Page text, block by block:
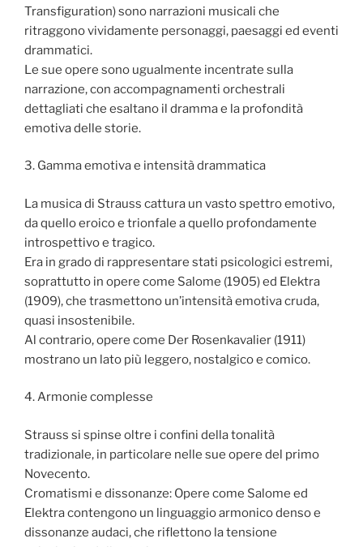
Transfiguration) sono narrazioni musicali che
ritraggono vividamente personaggi, paesaggi ed eventi
drammatici.
Le sue opere sono ugualmente incentrate sulla
narrazione, con accompagnamenti orchestrali
dettagliati che esaltano il dramma e la profondità
emotiva delle storie.
3. Gamma emotiva e intensità drammatica
La musica di Strauss cattura un vasto spettro emotivo,
da quello eroico e trionfale a quello profondamente
introspettivo e tragico.
Era in grado di rappresentare stati psicologici estremi,
soprattutto in opere come Salome (1905) ed Elektra
(1909), che trasmettono un’intensità emotiva cruda,
quasi insostenibile.
Al contrario, opere come Der Rosenkavalier (1911)
mostrano un lato più leggero, nostalgico e comico.
4. Armonie complesse
Strauss si spinse oltre i confini della tonalità
tradizionale, in particolare nelle sue opere del primo
Novecento.
Cromatismi e dissonanze: Opere come Salome ed
Elektra contengono un linguaggio armonico denso e
dissonanze audaci, che riflettono la tensione